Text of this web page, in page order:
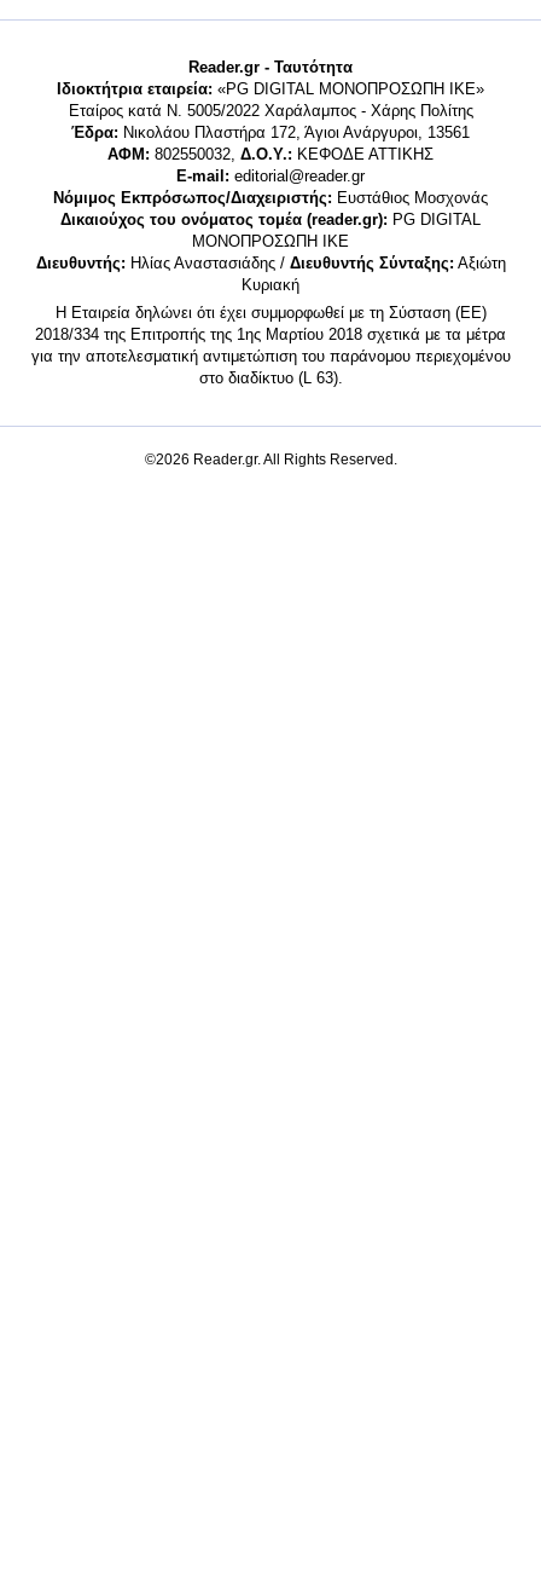
Reader.gr - Ταυτότητα
Ιδιοκτήτρια εταιρεία: «PG DIGITAL MONΟΠΡΟΣΩΠΗ ΙΚΕ»
Εταίρος κατά Ν. 5005/2022 Χαράλαμπος - Χάρης Πολίτης
Έδρα: Νικολάου Πλαστήρα 172, Άγιοι Ανάργυροι, 13561
ΑΦΜ: 802550032, Δ.Ο.Υ.: ΚΕΦΟΔΕ ΑΤΤΙΚΗΣ
E-mail: editorial@reader.gr
Νόμιμος Εκπρόσωπος/Διαχειριστής: Ευστάθιος Μοσχονάς
Δικαιούχος του ονόματος τομέα (reader.gr): PG DIGITAL
MONΟΠΡΟΣΩΠΗ ΙΚΕ
Διευθυντής: Ηλίας Αναστασιάδης / Διευθυντής Σύνταξης: Αξιώτη
Κυριακή
Η Εταιρεία δηλώνει ότι έχει συμμορφωθεί με τη Σύσταση (ΕΕ)
2018/334 της Επιτροπής της 1ης Μαρτίου 2018 σχετικά με τα μέτρα
για την αποτελεσματική αντιμετώπιση του παράνομου περιεχομένου
στο διαδίκτυο (L 63).
©2026 Reader.gr. All Rights Reserved.